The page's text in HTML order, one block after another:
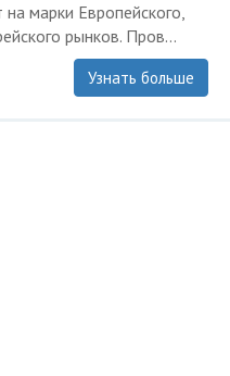
марки Европейского,
рынков. Пров...
Узнать больше